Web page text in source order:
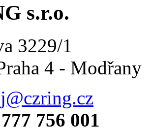
s.r.o.
3229/1
4 - Modřany
777 756 001